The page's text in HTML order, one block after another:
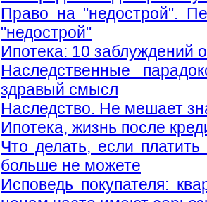
Право на "недострой".
"недострой"
Ипотека: 10 заблуждений
Наследственные
здравый смысл
Наследство. Не мешает
Ипотека, жизнь после
Что делать, если
больше не можете
Исповедь покупателя: